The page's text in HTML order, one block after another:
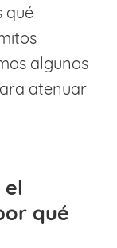
qué
algunos
atenuar
el
qué